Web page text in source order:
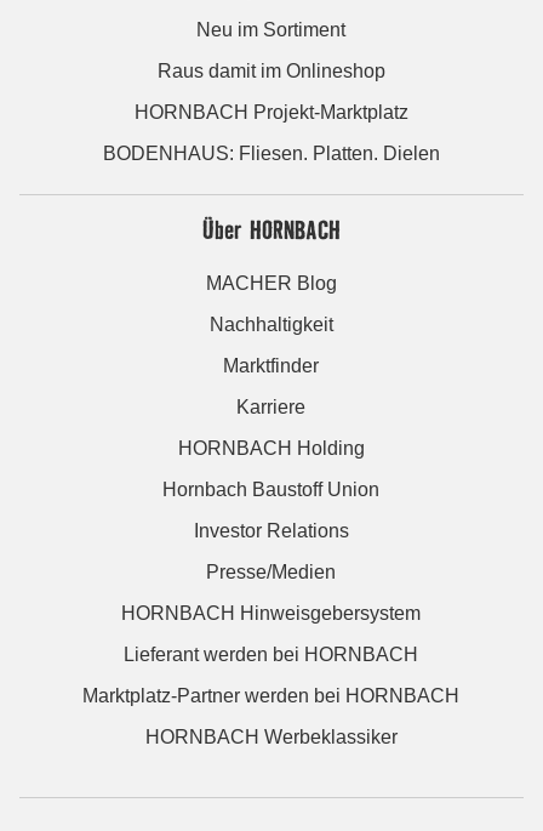
Neu im Sortiment
Raus damit im Onlineshop
HORNBACH Projekt-Marktplatz
BODENHAUS: Fliesen. Platten. Dielen
Über HORNBACH
MACHER Blog
Nachhaltigkeit
Marktfinder
Karriere
HORNBACH Holding
Hornbach Baustoff Union
Investor Relations
Presse/Medien
HORNBACH Hinweisgebersystem
Lieferant werden bei HORNBACH
Marktplatz-Partner werden bei HORNBACH
HORNBACH Werbeklassiker